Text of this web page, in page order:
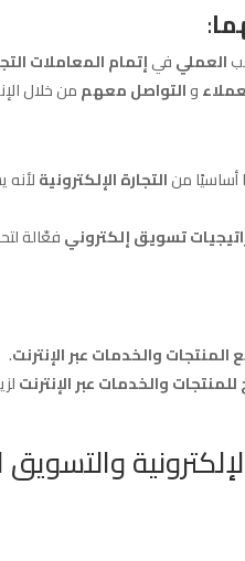
:
العمليفيإتمام المعاملات
والتواصل معهممن خلال
أساسيًا منالتجارة الإلكترونيةلأنه
تسويق إلكترونيفعّالة
المنتجات والخدمات عبر الإنترنت.
للمنتجات والخدمات عبر الإنترنت
والتسويق